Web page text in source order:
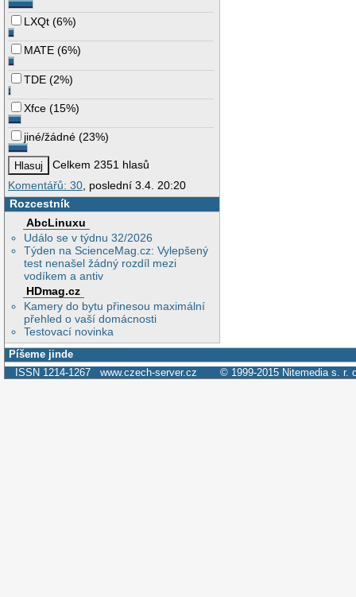
LXQt (6%)
MATE (6%)
TDE (2%)
Xfce (15%)
jiné/žádné (23%)
Celkem 2351 hlasů
Komentářů: 30 , poslední 3.4. 20:20
Rozcestník
AbcLinuxu
Událo se v týdnu 32/2026
Týden na ScienceMag.cz: Vylepšený
test nenašel žádný rozdíl mezi
vodíkem a antiv
HDmag.cz
Kamery do bytu přinesou maximální
přehled o vaší domácnosti
Testovací novinka
Píšeme jinde
ISSN 1214-1267 www.czech-server.cz © 1999-2015 Nitemedia s. r.